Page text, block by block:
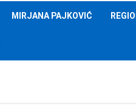
MIRJANA PAJKOVIĆ